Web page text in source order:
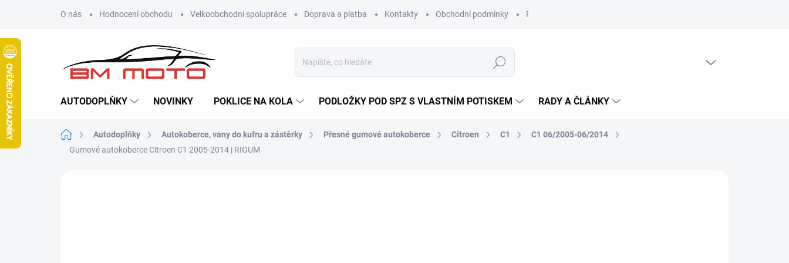
O nás Hodnocení obchodu Velkoobchodní spolupráce Doprava a platba Kontakty Obchodní podmínky Reklamační řád
Hledat
AUTODOPLŇKY NOVINKY POKLICE NA KOLA PODLOŽKY POD SPZ S VLASTNÍM POTISKEM RADY A ČLÁNKY
Domů Autodoplňky Autokoberce, vany do kufru a zástěrky Přesné gumové autokoberce Citroen C1
C1 06/2005-06/2014
Gumové autokoberce Citroen C1 2005-2014 | RIGUM